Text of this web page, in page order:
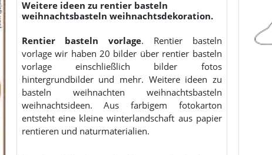
Weitere ideen zu rentier basteln
weihnachtsbasteln weihnachtsdekoration.
Rentier basteln vorlage. Rentier basteln
vorlage wir haben 20 bilder über rentier basteln
vorlage einschließlich bilder fotos
hintergrundbilder und mehr. Weitere ideen zu
basteln weihnachten weihnachtsbasteln
weihnachtsideen. Aus farbigem fotokarton
entsteht eine kleine winterlandschaft aus papier
rentieren und naturmaterialien.